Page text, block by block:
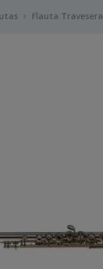
Flauta Travesera